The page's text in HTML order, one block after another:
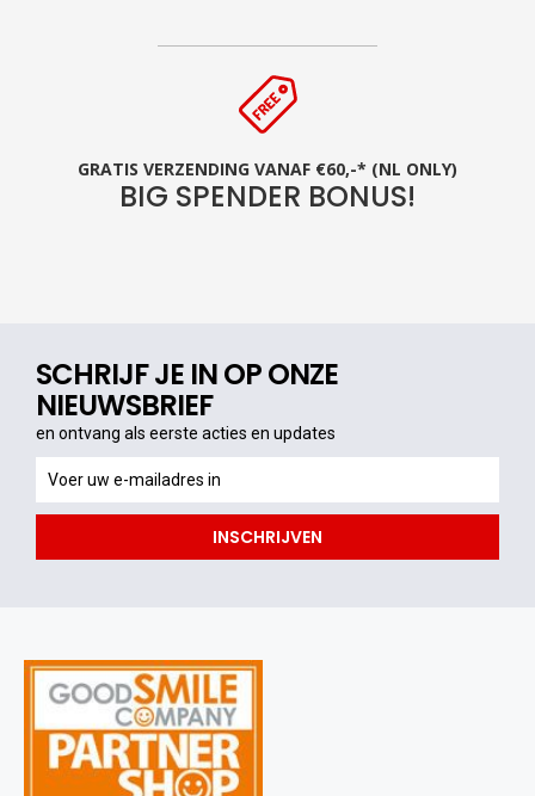
GRATIS VERZENDING VANAF €60,-* (NL ONLY)
BIG SPENDER BONUS!
SCHRIJF JE IN OP ONZE
NIEUWSBRIEF
en ontvang als eerste acties en updates
ontvang
als
acties
INSCHRIJVEN